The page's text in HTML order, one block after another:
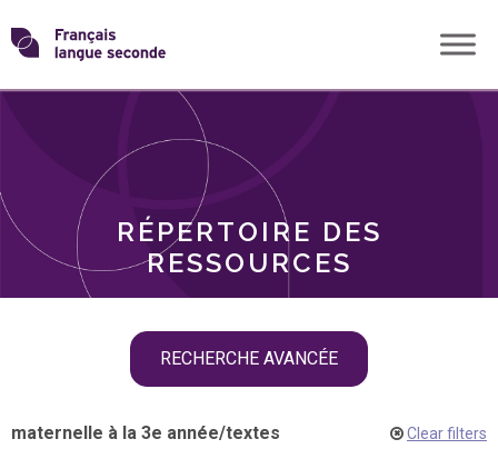
Skip
toTransformons
langue
RÉPERTOIRE DES
RESSOURCES
RECHERCHE AVANCÉE
THÈMES
maternelle à la 3e année/textes
Clear filters